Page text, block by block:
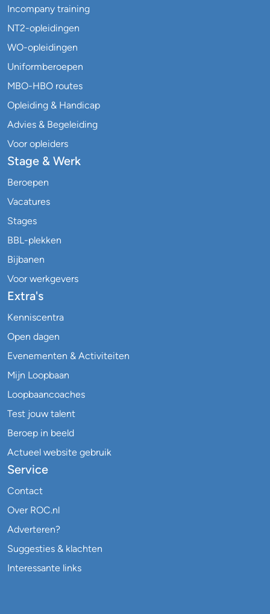
Incompany training
NT2-opleidingen
WO-opleidingen
Uniformberoepen
MBO-HBO routes
Opleiding & Handicap
Advies & Begeleiding
Voor opleiders
Stage & Werk
Beroepen
Vacatures
Stages
BBL-plekken
Bijbanen
Voor werkgevers
Extra's
Kenniscentra
Open dagen
Evenementen & Activiteiten
Mijn Loopbaan
Loopbaancoaches
Test jouw talent
Beroep in beeld
Actueel website gebruik
Service
Contact
Over ROC.nl
Adverteren?
Suggesties & klachten
Interessante links